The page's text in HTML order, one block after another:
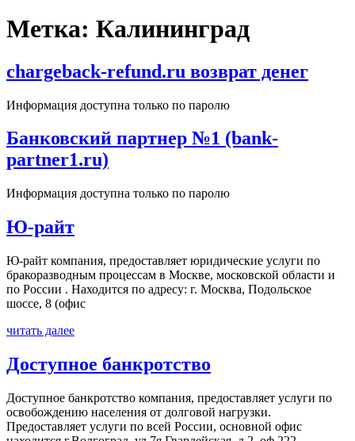
Метка: Калининград
chargeback-refund.ru возврат денег
Информация доступна только по паролю
Банковский партнер №1 (bank-
partner1.ru)
Информация доступна только по паролю
Ю-райт
Ю-райт компания, предоставляет юридические услуги по
бракоразводным процессам в Москве, московской области и
по России . Находится по адресу: г. Москва, Подольское
шоссе, 8 (офис
читать далее
Доступное банкротство
Доступное банкротство компания, предоставляет услуги по
освобождению населения от долговой нагрузки.
Предоставляет услуги по всей России, основной офис